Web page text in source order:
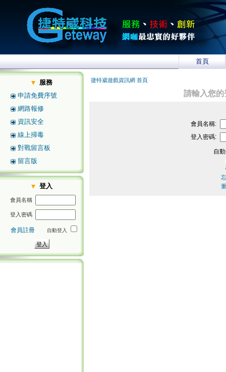
首頁
服務
申請免費序號
網路報修
資訊安全
線上掃毒
對戰留言板
留言版
登入
會員名稱
登入密碼
會員註冊 自動登入
捷特崴遊戲資訊網 首頁
請輸入您
會員名稱:
登入密碼:
自